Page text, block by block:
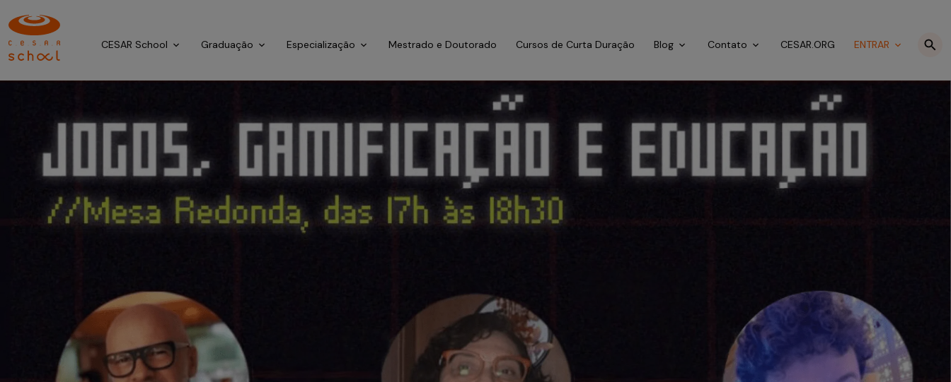
CESAR School Graduação Especialização Mestrado e Doutorado Cursos de Curta Duração Blog Contato CESAR.ORG ENTRAR